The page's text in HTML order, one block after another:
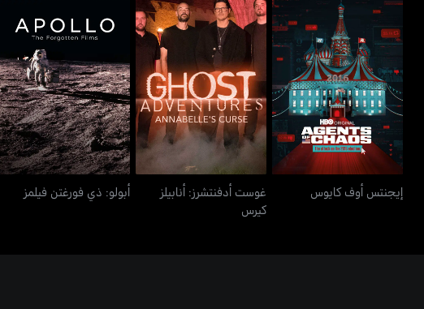
إيجنتس أوف كايوس
إيجنتس أوف كايوس
غوست أدفنتشرز: أنابيلز
كيرس
غوست أدفنتشرز: أنابيلز
كيرس
أبولو: ذي فورغتن فيلمز
أبولو: ذي فورغتن فيلمز